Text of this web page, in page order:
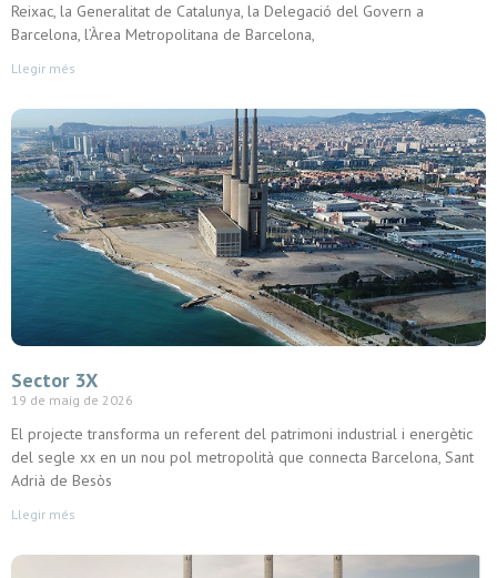
Reixac, la Generalitat de Catalunya, la Delegació del Govern a
Barcelona, l’Àrea Metropolitana de Barcelona,
Llegir més
Sector 3X
19 de maig de 2026
El projecte transforma un referent del patrimoni industrial i energètic
del segle xx en un nou pol metropolità que connecta Barcelona, Sant
Adrià de Besòs
Llegir més